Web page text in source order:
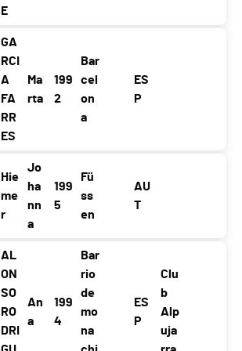
E
GA
RCI
A
FA
RR
ES
Ma
rta
199
2
Bar
cel
on
a
ES
P
Hie
me
r
Jo
ha
nn
a
199
5
Fü
ss
en
AU
T
AL
ON
SO
RO
DRI
An
a
199
4
Bar
rio
de
mo
na
ES
P
Clu
b
Alp
uja